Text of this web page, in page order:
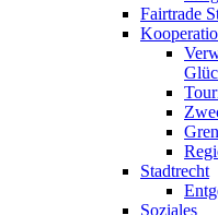
Fairtrade
Stadtrecht
Soziales